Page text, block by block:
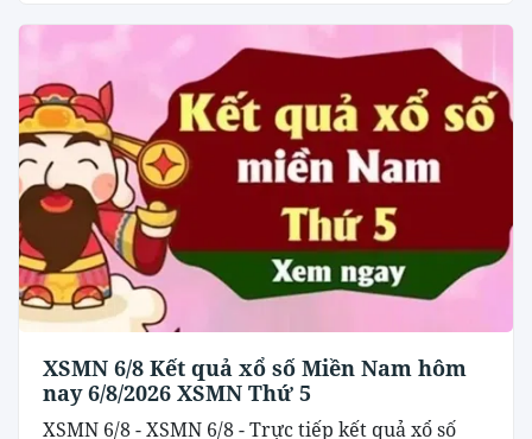
XSMN 6/8 Kết quả xổ số Miền Nam hôm
nay 6/8/2026 XSMN Thứ 5
XSMN 6/8 - XSMN 6/8 - Trực tiếp kết quả xổ số